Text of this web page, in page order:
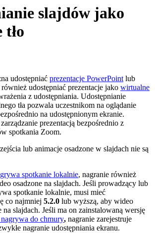
slajdów jako
udostępniać prezentacje PowerPoint lub
również udostępniać prezentacje jako wirtualne
z udostępniania. Udostępnianie
tła pozwala uczestnikom na oglądanie
na udostępnionym ekranie.
prezentacją bezpośrednio z
spotkania Zoom.
lub animacje osadzone w slajdach nie są
spotkanie lokalnie, nagranie również
osadzone na slajdach. Jeśli prowadzący lub
spotkanie lokalnie, musi mieć
co najmniej 5.2.0 lub wyższą, aby wideo
na slajdach. Jeśli ma on zainstalowaną wersję
do chmury, nagranie zarejestruje
nagranie udostępniania ekranu.